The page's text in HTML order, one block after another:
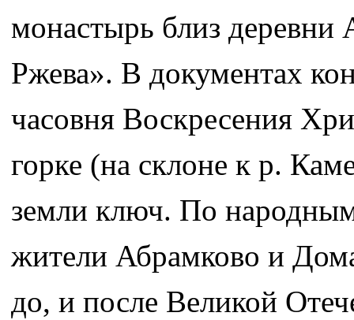
монастырь близ деревни
Ржева». В документах
часовня Воскресения
горке (на склоне к р.
земли ключ. По
жители Абрамково и
до, и после Великой